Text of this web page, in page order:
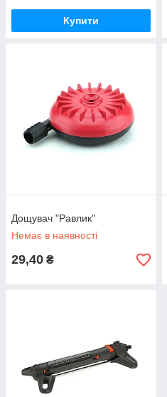
Купити
Дощувач "Равлик"
Немає в наявності
29,40 ₴